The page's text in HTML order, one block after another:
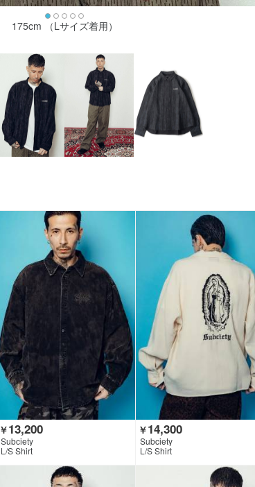
175cm （Lサイズ着用）
￥13,200
Subciety
L/S Shirt
￥14,300
Subciety
L/S Shirt